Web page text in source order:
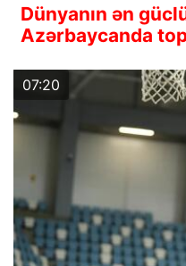
Dünyanın ən
Azərbaycanda
07:20